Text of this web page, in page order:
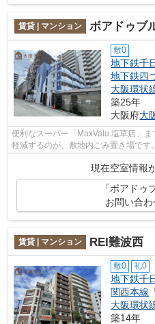
賃貸 | マンション ボアドゥブ
敷0
地下鉄千
地下鉄四
大阪環状
築25年
大阪府大
便利なスーパー「MaxValu 塩草店」
軽減するのが、敷地内ごみ置き場で
現在空室情報
「ボアドゥ
お問い合
賃貸 | マンション REI難波西
敷0 礼0
地下鉄千
関西本線
大阪環状
築14年